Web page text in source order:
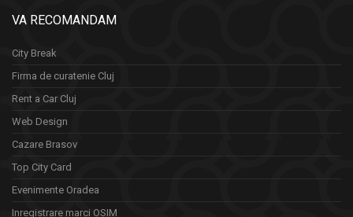
VA RECOMANDAM
City Break
Firma de curatenie Cluj
Rent a Car Cluj
Web Design
Cazare Brasov
Top City Card
Evenimente Oradea
Inregistrare marci OSIM